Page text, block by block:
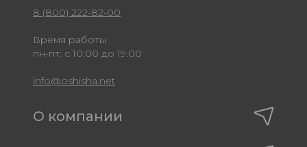
8 (800) 222-82-00
Время работы
пн-пт: с 10:00 до 19:00
info@oshisha.net
О компании